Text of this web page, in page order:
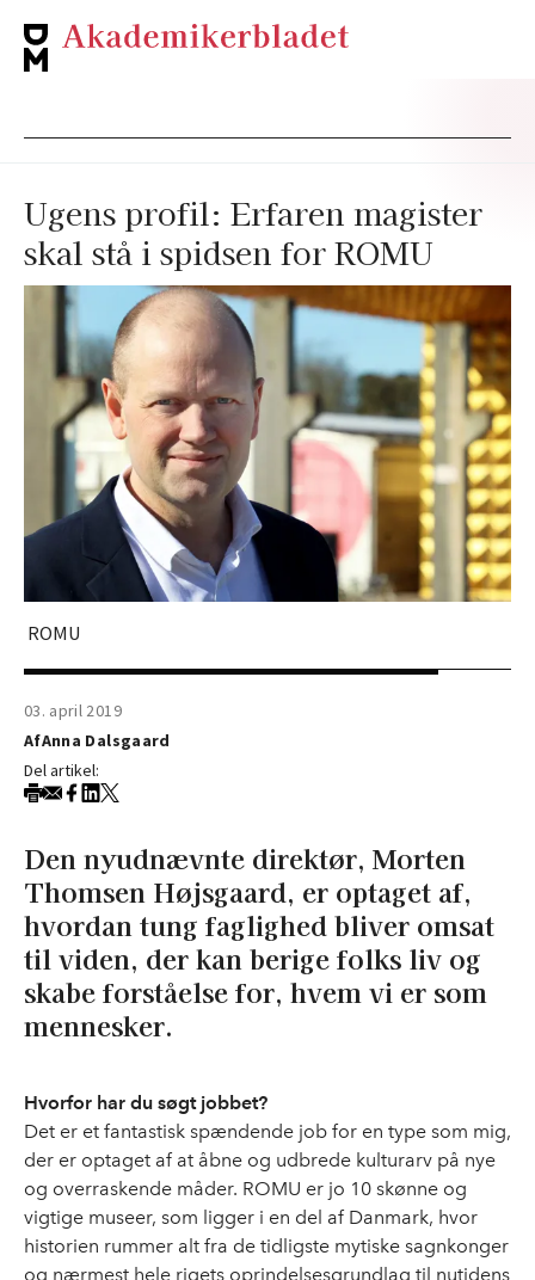
Ugens profil: Erfaren magister
skal stå i spidsen for ROMU
ROMU
03. april 2019
AfAnna Dalsgaard
Del artikel:
Den nyudnævnte direktør, Morten
Thomsen Højsgaard, er optaget af,
hvordan tung faglighed bliver omsat
til viden, der kan berige folks liv og
skabe forståelse for, hvem vi er som
mennesker.
Hvorfor har du søgt jobbet?
Det er et fantastisk spændende job for en type som mig,
der er optaget af at åbne og udbrede kulturarv på nye
og overraskende måder. ROMU er jo 10 skønne og
vigtige museer, som ligger i en del af Danmark, hvor
historien rummer alt fra de tidligste mytiske sagnkonger
og nærmest hele rigets oprindelsesgrundlag til nutidens